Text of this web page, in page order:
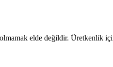
elde değildir. Üretkenlik için